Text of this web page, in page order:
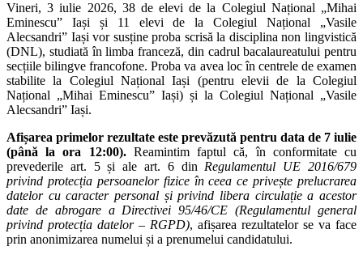
Vineri, 3 iulie 2026, 38 de elevi de la Colegiul Național „Mihai
Eminescu” Iași și 11 elevi de la Colegiul Național „Vasile
Alecsandri” Iași vor susține proba scrisă la disciplina non lingvistică
(DNL), studiată în limba franceză, din cadrul bacalaureatului pentru
secțiile bilingve francofone. Proba va avea loc în centrele de examen
stabilite la Colegiul Național Iași (pentru elevii de la Colegiul
Național „Mihai Eminescu” Iași) și la Colegiul Național „Vasile
Alecsandri” Iași.
Afișarea primelor rezultate este prevăzută pentru data de 7 iulie
(până la ora 12:00). Reamintim faptul că, în conformitate cu
prevederile art. 5 și ale art. 6 dinRegulamentul UE 2016/679
privind protecția persoanelor fizice în ceea ce privește prelucrarea
datelor cu caracter personal și privind libera circulație a acestor
date de abrogare a Directivei 95/46/CE (Regulamentul general
privind protecția datelor – RGPD), afișarea rezultatelor se va face
prin anonimizarea numelui și a prenumelui candidatului.